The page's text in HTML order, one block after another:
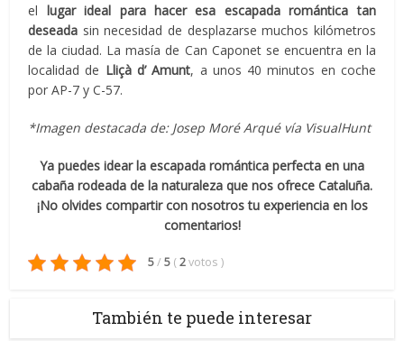
el lugar ideal para hacer esa escapada romántica tan
deseada sin necesidad de desplazarse muchos kilómetros
de la ciudad. La masía de Can Caponet se encuentra en la
localidad de Lliçà d’ Amunt, a unos 40 minutos en coche
por AP-7 y C-57.
*Imagen destacada de: Josep Moré Arqué vía VisualHunt
Ya puedes idear la escapada romántica perfecta en una
cabaña rodeada de la naturaleza que nos ofrece Cataluña.
¡No olvides compartir con nosotros tu experiencia en los
comentarios!
5/ 5 (2votos )
También te puede interesar